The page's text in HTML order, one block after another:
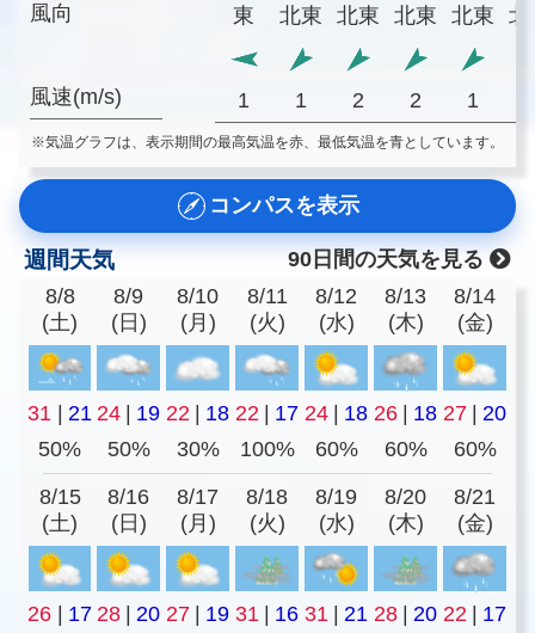
風向
風速(m/s)
東
北東 北東 北東 北東 北
1 1 2 2 1
※気温グラフは、表示期間の最高気温を赤、最低気温を青としています。
コンパスを表示
週間天気
90日間の天気を見る
8/8
(土)
8/9
(日)
8/10
(月)
8/11
(火)
8/12
(水)
8/13
(木)
8/14
(金)
31 21 24 19 22 18 22 17 24 18 26 18 27
20
50%
50% 30% 100% 60% 60% 60%
8/15
(土)
8/16
(日)
8/17
(月)
8/18
(火)
8/19
(水)
8/20
(木)
8/21
(金)
26 17 28 20 27 19 31 16 31 21 28 20 22
17